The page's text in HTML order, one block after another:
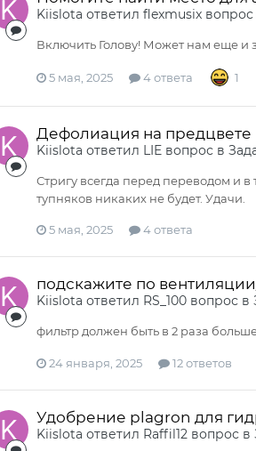
Kiislota ответил flexmusixвопрос
Включить Голову! Может нам еще и
5 мая, 2025 4 ответа 1
Дефолиация на предцвете
Kiislota ответил LIEвопрос в
Стригу всегда перед переводом и в
тупняков никаких не будет. Удачи.
5 мая, 2025 4 ответа
подскажите по
Kiislota ответил RS_100вопрос в
фильтр должен быть в 2 раза
24 января, 2025 12 ответов
Удобрение plagron для
Kiislota ответил Raffil12вопрос в